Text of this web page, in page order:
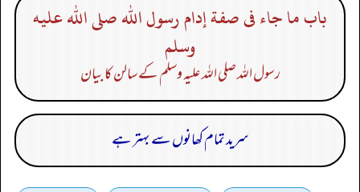
باب ما جاء فى صفة إدام رسول الله صلى الله عليه
وسلم
رسول اللہ صلی اللہ علیہ وسلم کے سالن کا بیان
سرید تمام کھانوں سے بہتر ہے